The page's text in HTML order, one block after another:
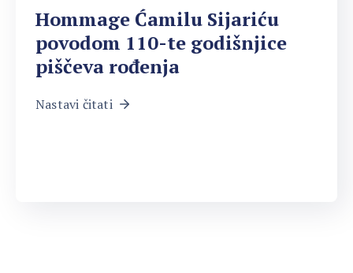
Hommage Ćamilu Sijariću
povodom 110-te godišnjice
piščeva rođenja
Nastavi čitati